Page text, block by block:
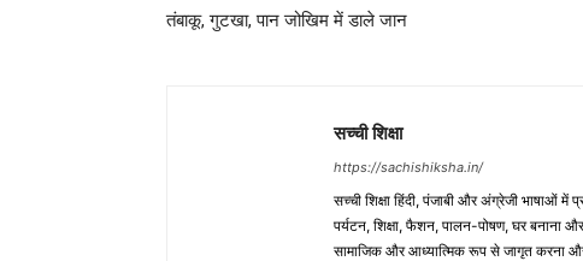
तंबाकू, गुटखा, पान जोखिम में डाले जान
सच्ची शिक्षा
https://sachishiksha.in/
सच्ची शिक्षा हिंदी, पंजाबी और अंग्रेजी भाषाओं
पर्यटन, शिक्षा, फैशन, पालन-पोषण, घर बनाना
सामाजिक और आध्यात्मिक रूप से जागृत करना